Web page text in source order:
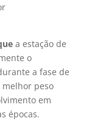
a estação de
o
a fase de
peso
em
épocas.